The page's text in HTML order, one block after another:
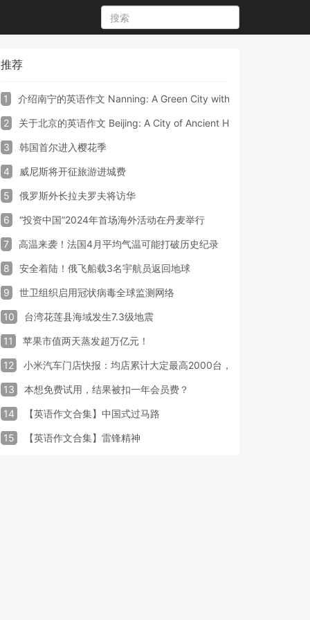
推荐
1 介绍南宁的英语作文 Nanning: A Green City with Vibrant Culture
2 关于北京的英语作文 Beijing: A City of Ancient Heritage and
3 韩国首尔进入樱花季
4 威尼斯将开征旅游进城费
5 俄罗斯外长拉夫罗夫将访华
6 “投资中国”2024年首场海外活动在丹麦举行
7 高温来袭！法国4月平均气温可能打破历史纪录
8 安全着陆！俄飞船载3名宇航员返回地球
9 世卫组织启用冠状病毒全球监测网络
10 台湾花莲县海域发生7.3级地震
11 苹果市值两天蒸发超万亿元！
12 小米汽车门店快报：均店累计大定最高2000台，锁单率最高达
13 本想免费试用，结果被扣一年会员费？
14 【英语作文合集】中国式过马路
15 【英语作文合集】雷锋精神